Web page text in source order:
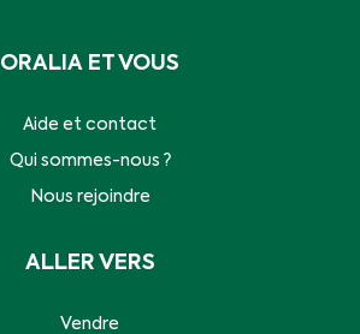
ORALIA ET VOUS
Aide et contact
Qui sommes-nous ?
Nous rejoindre
ALLER VERS
Vendre